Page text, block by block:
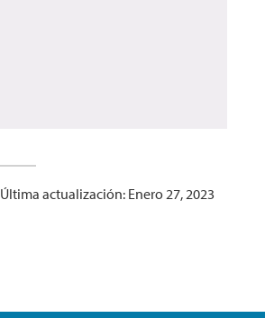
Última actualización: Enero 27, 2023